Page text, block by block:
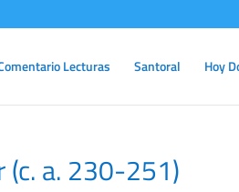
Lecturas Santoral Hoy
(c. a. 230-251)